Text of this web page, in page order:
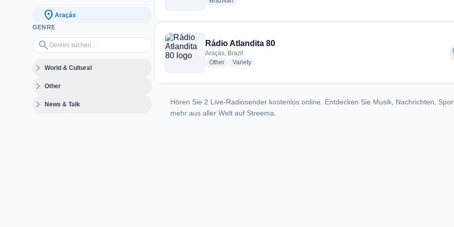
location_on Araçás
GENRE
search
Genres suchen…
expand_moreWorld & Cultural
expand_moreOther
expand_moreNews & Talk
Rádio Atlandita 80
Araçás, Brazil
Otherradio stations
Varietyradio stations
Hören Sie 2 Live-Radiosender kostenlos online. Entdecken Sie Musik, Nachrichten,
mehr aus aller Welt auf Streema.